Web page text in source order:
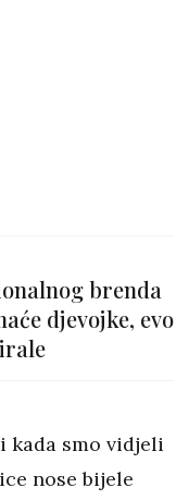
brenda
djevojke, evo
kada smo vidjeli
nose bijele